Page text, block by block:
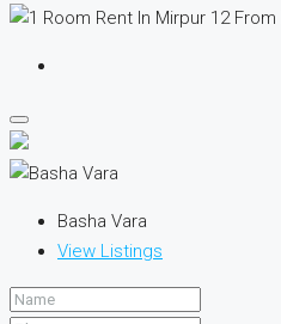
Basha Vara
View Listings